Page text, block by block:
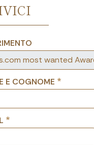
E COGNOME